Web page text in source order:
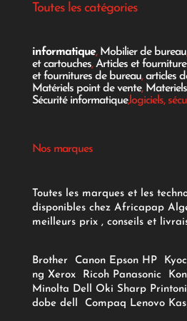
Toutes les catégories
informatique, Mobilier de bureau
et cartouches,Articles et
et fournitures de bureau,articles
Matériels point de vente,
Sécurité informatique,logiciels,
Nos marques
Toutes les marques et les
disponibles chez Africapap
meilleurs prix , conseils et
Brother Canon Epson HP
ng Xerox Ricoh Panasonic
Minolta Dell Oki Sharp
dobe dell Compaq Lenovo